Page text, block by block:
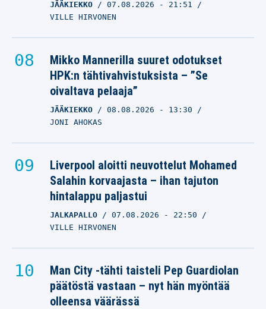
JÄÄKIEKKO 07.08.2026 - 21:51
VILLE HIRVONEN
Mikko Mannerilla suuret odotukset
HPK:n tähtivahvistuksista – ”Se
oivaltava pelaaja”
JÄÄKIEKKO 08.08.2026 - 13:30
JONI AHOKAS
Liverpool aloitti neuvottelut Mohamed
Salahin korvaajasta – ihan tajuton
hintalappu paljastui
JALKAPALLO 07.08.2026 - 22:50
VILLE HIRVONEN
Man City -tähti taisteli Pep Guardiolan
päätöstä vastaan – nyt hän myöntää
olleensa väärässä